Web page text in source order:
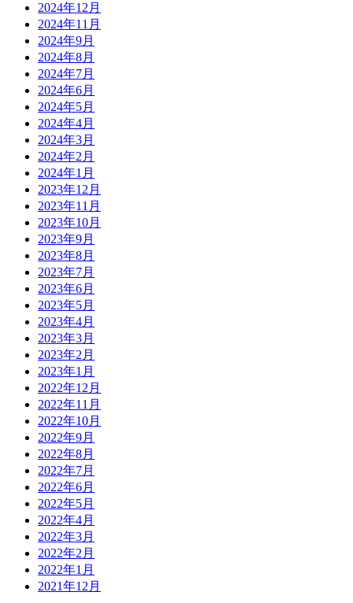
2024年12月
2024年11月
2024年9月
2024年8月
2024年7月
2024年6月
2024年5月
2024年4月
2024年3月
2024年2月
2024年1月
2023年12月
2023年11月
2023年10月
2023年9月
2023年8月
2023年7月
2023年6月
2023年5月
2023年4月
2023年3月
2023年2月
2023年1月
2022年12月
2022年11月
2022年10月
2022年9月
2022年8月
2022年7月
2022年6月
2022年5月
2022年4月
2022年3月
2022年2月
2022年1月
2021年12月